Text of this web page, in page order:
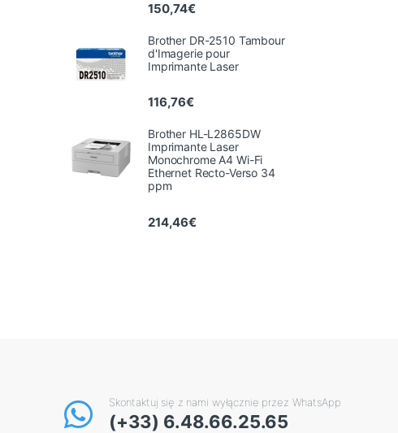
150,74€
Brother DR-2510 Tambour
d'Imagerie pour
Imprimante Laser
116,76€
Brother HL-L2865DW
Imprimante Laser
Monochrome A4 Wi-Fi
Ethernet Recto-Verso 34
ppm
214,46€
Skontaktuj się z nami wyłącznie przez WhatsApp
(+33) 6.48.66.25.65